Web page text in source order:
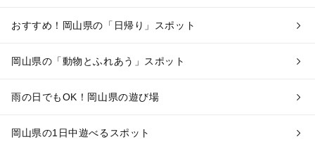
おすすめ！岡山県の「日帰り」スポット
岡山県の「動物とふれあう」スポット
雨の日でもOK！岡山県の遊び場
岡山県の1日中遊べるスポット